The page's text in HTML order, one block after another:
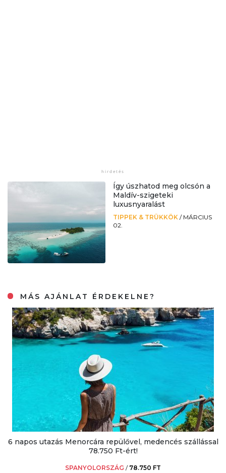
Így úszhatod meg olcsón a
Maldív-szigeteki
luxusnyaralást
TIPPEK & TRÜKKÖK / MÁRCIUS
02.
MÁS AJÁNLAT ÉRDEKELNE?
6 napos utazás Menorcára repülővel, medencés szállással
78.750 Ft-ért!
SPANYOLORSZÁG / 78.750 FT